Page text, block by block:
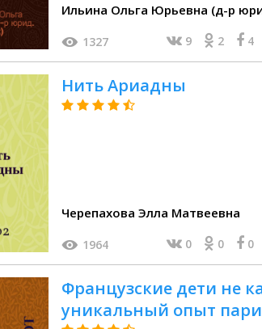
Ильина Ольга Юрьевна (д-р
1327 9 2 4
Нить Ариадны
Черепахова Элла Матвеевна
1964 0 0 0
Французские дети не
уникальный опыт